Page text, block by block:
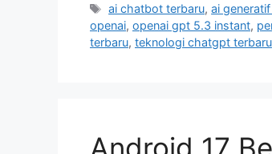
a
t
e
s
T
a
g
ai chatbot terbaru,ai
openai, openai gpt 5.3 instant,
terbaru, teknologi chatgpt terbaru